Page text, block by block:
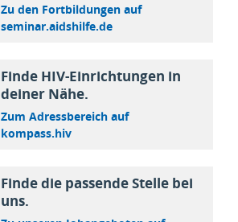
Zu den Fortbildungen auf
seminar.aidshilfe.de
Finde HIV-Einrichtungen in
deiner Nähe.
Zum Adressbereich auf
kompass.hiv
Finde die passende Stelle bei
uns.